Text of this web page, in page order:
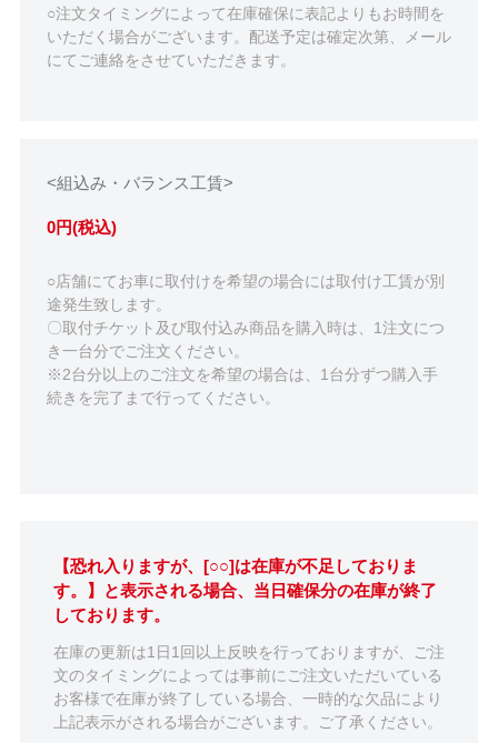
○注文タイミングによって在庫確保に表記よりもお時間を
いただく場合がございます。配送予定は確定次第、メール
にてご連絡をさせていただきます。
<組込み・バランス工賃>
0円(税込)
○店舗にてお車に取付けを希望の場合には取付け工賃が別
途発生致します。
〇取付チケット及び取付込み商品を購入時は、1注文につ
き一台分でご注文ください。
※2台分以上のご注文を希望の場合は、1台分ずつ購入手
続きを完了まで行ってください。
【恐れ入りますが、[○○]は在庫が不足しておりま
す。】と表示される場合、当日確保分の在庫が終了
しております。
在庫の更新は1日1回以上反映を行っておりますが、ご注
文のタイミングによっては事前にご注文いただいている
お客様で在庫が終了している場合、一時的な欠品により
上記表示がされる場合がございます。ご了承ください。